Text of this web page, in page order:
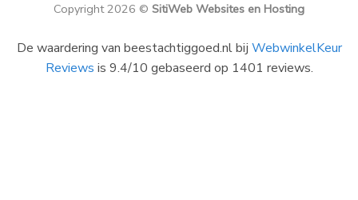
Copyright 2026 © SitiWeb Websites en Hosting
De waardering van beestachtiggoed.nl bij WebwinkelKeur
Reviews is 9.4/10 gebaseerd op 1401 reviews.